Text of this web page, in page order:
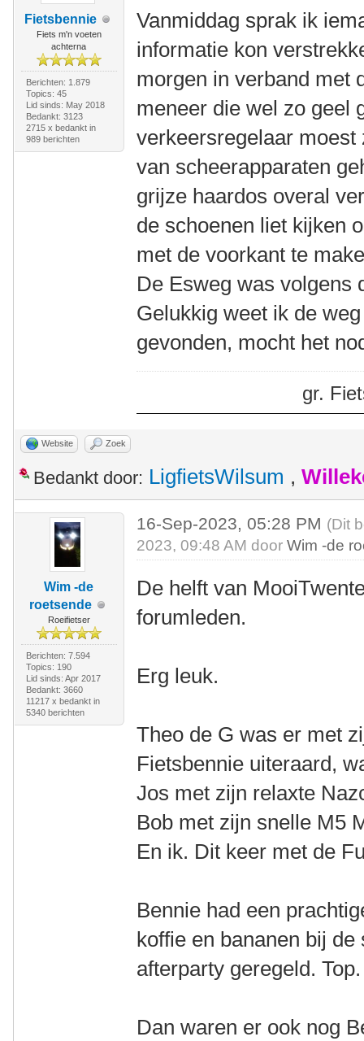
Fietsbennie
Fiets m'n voeten
achterna
Berichten: 1.879
Topics: 45
Lid sinds: May 2018
Bedankt: 3123
2715 x bedankt in
989 berichten
Vanmiddag sprak ik
informatie kon
morgen in verband met
meneer die wel zo geel
verkeersregelaar
van scheerapparaten
grijze haardos overal
de schoenen liet kijken
met de voorkant te
De Esweg was volgens
Gelukkig weet ik de
gevonden, mocht het
gr.
Website Zoek
Bedankt door: LigfietsWilsum ,
Wim -de
roetsende
Roeifietser
Berichten: 7.594
Topics: 190
Lid sinds: Apr 2017
Bedankt: 3660
11217 x bedankt in
5340 berichten
16-Sep-2023, 05:28 PM (Dit
2023, 09:48 AM doorWim -de
De helft van
forumleden.
Erg leuk.
Theo de G was er met
Fietsbennie uiteraard,
Jos met zijn relaxte
Bob met zijn snelle M5
En ik. Dit keer met de
Bennie had een
koffie en bananen bij
afterparty geregeld.
Dan waren er ook nog